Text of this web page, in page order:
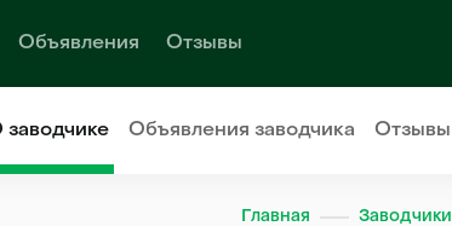
Объявления Отзывы
заводчике Объявлениязаводчика Отзывы
Главная Заводчики